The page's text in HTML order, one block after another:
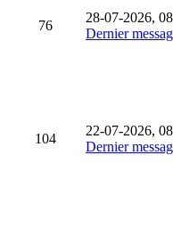
76
28-07-2026,
Dernier
104
22-07-2026,
Dernier